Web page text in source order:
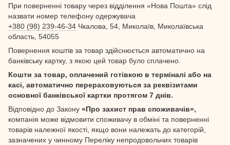
При поверненні товару через відділення «Нова Пошта» слід
назвати номер телефону одержувача
+380 (98) 239-46-34 Чкалова, 54, Миколаїв, Миколаївська
область, 54055
Повернення коштів за товар здійснюється автоматично на
банківську картку, з якою цей товар було сплачено.
Кошти за товар, оплачений готівкою в терміналі або на
касі, автоматично перераховуються за реквізитами
основної банківської картки протягом 7 днів.
Відповідно до Закону «Про захист прав споживачів»,
компанія може відмовити споживачу в обміні та поверненні
товарів належної якості, якщо вони належать до категорій,
зазначених у чинному Переліку непродовольчих товарів